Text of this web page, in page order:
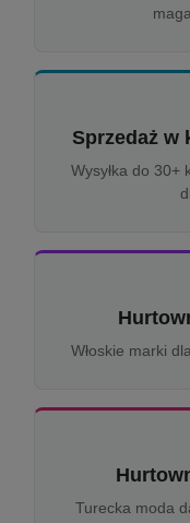
Sprzedaż w
Wysyłka do 30+
Włoskie marki
Turecka moda